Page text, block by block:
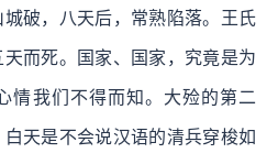
破，八天后，常熟陷落。王氏
而死。国家、国家，究竟是为
情我们不得而知。大殓的第二
天是不会说汉语的清兵穿梭如